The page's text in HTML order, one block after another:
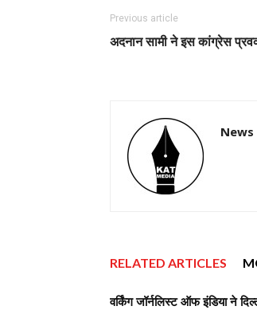
Previous article
अदनान सामी ने इस कांग्रेस
News
RELATED ARTICLES
वर्किंग जॉर्नलिस्ट ऑफ इंडिया ने